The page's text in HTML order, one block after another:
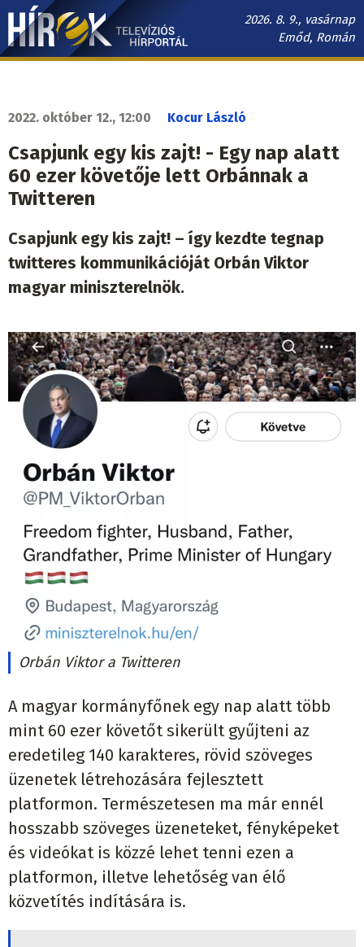
Ugrás
tartalomra
2026. 8. 9., vasárnap
Emőd, Román
Hírek.sk
navigáció
2022. október 12., 12:00 Kocur László
Csapjunk egy kis zajt! - Egy nap alatt
60 ezer követője lett Orbánnak a
Twitteren
Csapjunk egy kis zajt! – így kezdte tegnap
twitteres kommunikációját Orbán Viktor
magyar miniszterelnök.
Orbán Viktor a Twitteren
A magyar kormányfőnek egy nap alatt több
mint 60 ezer követőt sikerült gyűjteni az
eredetileg 140 karakteres, rövid szöveges
üzenetek létrehozására fejlesztett
platformon. Természetesen ma már ennél
hosszabb szöveges üzeneteket, fényképeket
és videókat is közzé lehet tenni ezen a
platformon, illetve lehetőség van élő
közvetítés indítására is.